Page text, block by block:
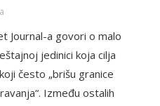
Journal-a govori o malo
jedinici koja cilja
često „brišu granice
Između ostalih